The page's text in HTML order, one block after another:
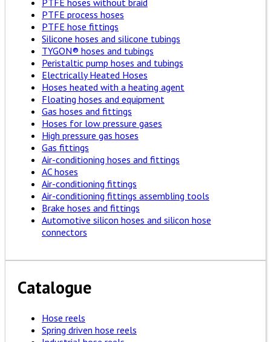
PTFE hoses without braid
PTFE process hoses
PTFE hose fittings
Silicone hoses and silicone tubings
TYGON® hoses and tubings
Peristaltic pump hoses and tubings
Electrically Heated Hoses
Hoses heated with a heating agent
Floating hoses and equipment
Gas hoses and fittings
Hoses for low pressure gases
High pressure gas hoses
Gas fittings
Air-conditioning hoses and fittings
AC hoses
Air-conditioning fittings
Air-conditioning fittings assembling tools
Brake hoses and fittings
Automotive silicon hoses and silicon hose
connectors
Catalogue
Hose reels
Spring driven hose reels